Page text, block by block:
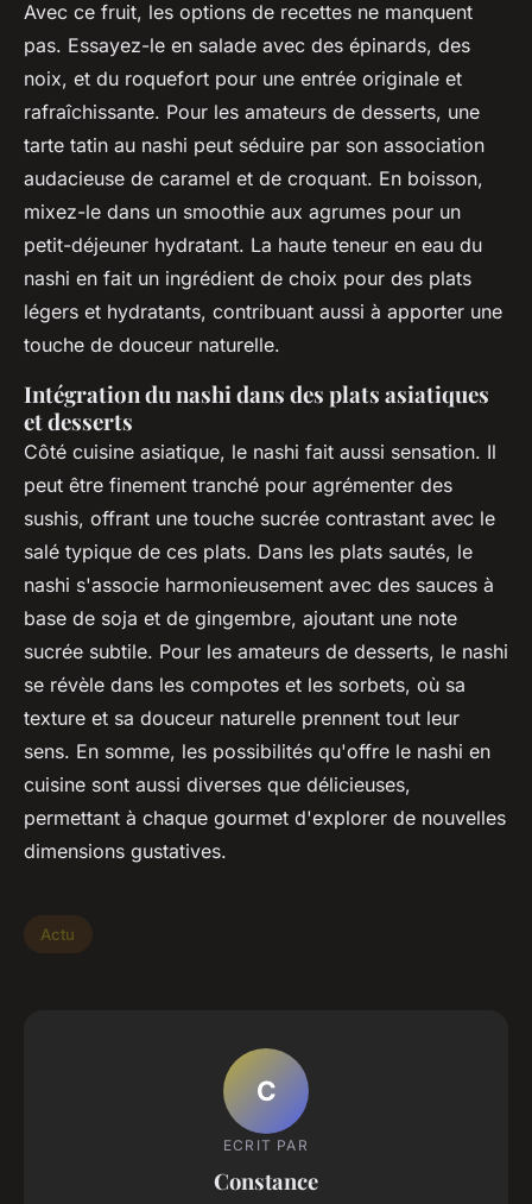
Avec ce fruit, les options de recettes ne manquent
pas. Essayez-le en salade avec des épinards, des
noix, et du roquefort pour une entrée originale et
rafraîchissante. Pour les amateurs de desserts, une
tarte tatin au nashi peut séduire par son association
audacieuse de caramel et de croquant. En boisson,
mixez-le dans un smoothie aux agrumes pour un
petit-déjeuner hydratant. La haute teneur en eau du
nashi en fait un ingrédient de choix pour des plats
légers et hydratants, contribuant aussi à apporter une
touche de douceur naturelle.
Intégration du nashi dans des plats asiatiques
et desserts
Côté cuisine asiatique, le nashi fait aussi sensation. Il
peut être finement tranché pour agrémenter des
sushis, offrant une touche sucrée contrastant avec le
salé typique de ces plats. Dans les plats sautés, le
nashi s'associe harmonieusement avec des sauces à
base de soja et de gingembre, ajoutant une note
sucrée subtile. Pour les amateurs de desserts, le nashi
se révèle dans les compotes et les sorbets, où sa
texture et sa douceur naturelle prennent tout leur
sens. En somme, les possibilités qu'offre le nashi en
cuisine sont aussi diverses que délicieuses,
permettant à chaque gourmet d'explorer de nouvelles
dimensions gustatives.
Actu
C
ECRIT PAR
Constance